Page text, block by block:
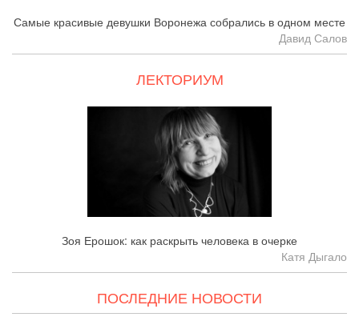
Самые красивые девушки Воронежа собрались в одном месте
Давид Салов
ЛЕКТОРИУМ
Зоя Ерошок: как раскрыть человека в очерке
Катя Дыгало
ПОСЛЕДНИЕ НОВОСТИ